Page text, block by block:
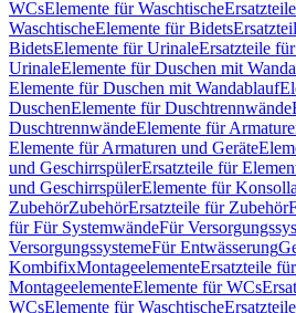
WCsElemente für Waschtische
WaschtischeElemente für Bidets
BidetsElemente für UrinaleErsatzteile
UrinaleElemente für Duschen mit
Elemente für Duschen mit Wandablauf
DuschenElemente für Duschtrennwände
DuschtrennwändeElemente für
Elemente für Armaturen und Geräte
und GeschirrspülerErsatzteile für
und GeschirrspülerElemente für
ZubehörZubehörErsatzteile für Zubehör
für Für SystemwändeFür
VersorgungssystemeFür Entwässerung
KombifixMontageelementeErsatzteile für
MontageelementeElemente für WCs
WCsElemente für Waschtische